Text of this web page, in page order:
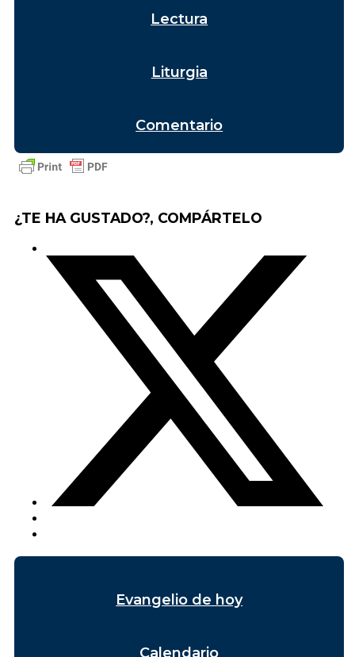
Lectura
Liturgia
Comentario
¿TE HA GUSTADO?, COMPÁRTELO
Evangelio de hoy
Calendario